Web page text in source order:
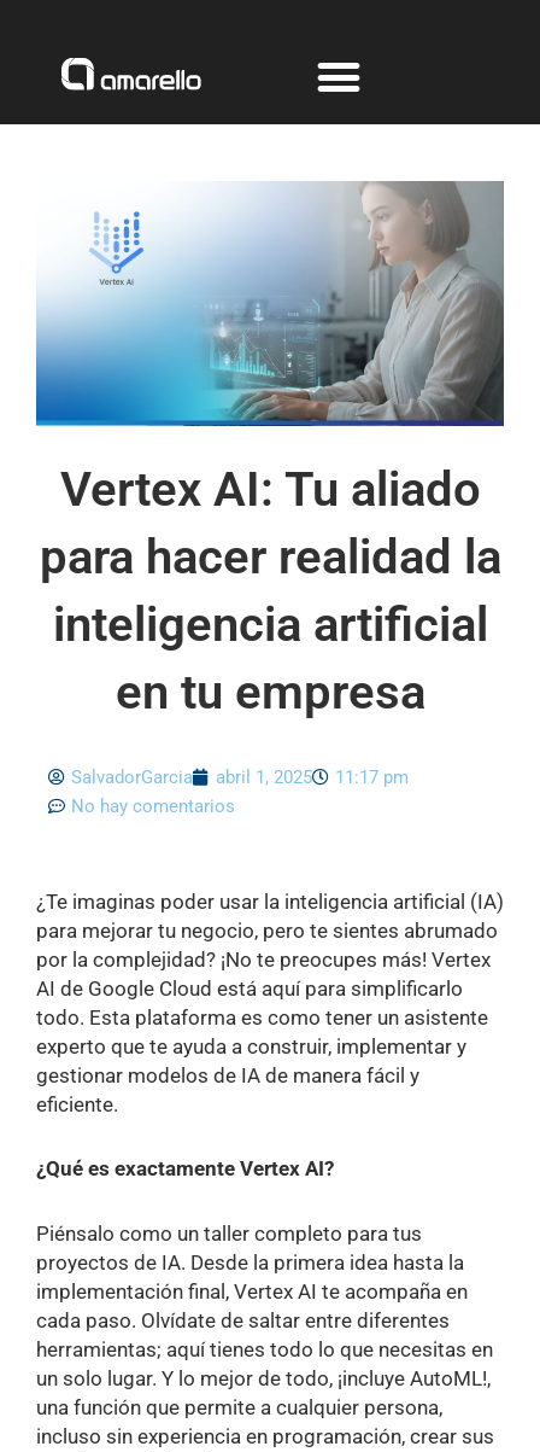
contenido
Vertex AI: Tu aliado
para hacer realidad la
inteligencia artificial
en tu empresa
SalvadorGarcia abril 1, 2025
11:17 pm
No hay comentarios
¿Te imaginas poder usar la inteligencia artificial (IA)
para mejorar tu negocio, pero te sientes abrumado
por la complejidad? ¡No te preocupes más! Vertex
AI de Google Cloud está aquí para simplificarlo
todo. Esta plataforma es como tener un asistente
experto que te ayuda a construir, implementar y
gestionar modelos de IA de manera fácil y
eficiente.
¿Qué es exactamente Vertex AI?
Piénsalo como un taller completo para tus
proyectos de IA. Desde la primera idea hasta la
implementación final, Vertex AI te acompaña en
cada paso. Olvídate de saltar entre diferentes
herramientas; aquí tienes todo lo que necesitas en
un solo lugar. Y lo mejor de todo, ¡incluye AutoML!,
una función que permite a cualquier persona,
incluso sin experiencia en programación, crear sus